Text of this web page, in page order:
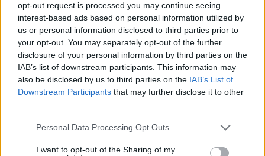
opt-out request is processed you may continue seeing
interest-based ads based on personal information utilized by
us or personal information disclosed to third parties prior to
your opt-out. You may separately opt-out of the further
disclosure of your personal information by third parties on the
IAB’s list of downstream participants. This information may
also be disclosed by us to third parties on the IAB’s List of
Downstream Participants that may further disclose it to other
Personal Data Processing Opt Outs
I want to opt-out of the Sharing of my